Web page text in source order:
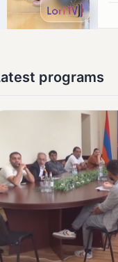
programs